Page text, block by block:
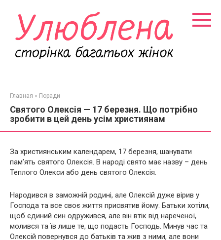
контенту
Главная » Поради
Святого Олексія — 17 березня. Що потрібно
зробити в цей день усім християнам
За християнським календарем, 17 березня, шанувати
пам’ять святого Олексія. В народі свято має назву – день
Теплого Олекси або день святого Олексія.
Народився в заможній родині, але Олексій дуже вірив у
Господа та все своє життя присвятив йому. Батьки хотіли,
щоб єдиний син одружився, але він втік від нареченої,
молився та їв лише те, що подасть Господь. Минув час та
Олексій повернувся до батьків та жив з ними, але вони